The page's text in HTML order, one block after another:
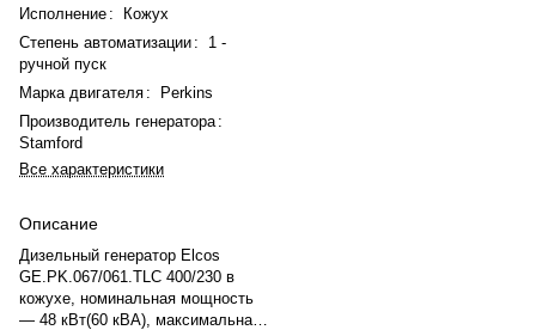
Исполнение :
Кожух
Степень автоматизации :
1 -
ручной пуск
Марка двигателя :
Perkins
Производитель генератора :
Stamford
Все характеристики
Описание
Дизельный генератор Elcos
GE.PK.067/061.TLC 400/230 в
кожухе, номинальная мощность
— 48 кВт(60 кВА), максимальная